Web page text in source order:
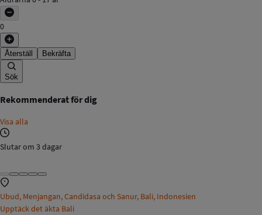
0
Återställ Bekräfta
Sök
Rekommenderat för dig
Visa alla
Slutar om 3 dagar
Ubud, Menjangan, Candidasa och Sanur, Bali, Indonesien
Upptäck det äkta Bali